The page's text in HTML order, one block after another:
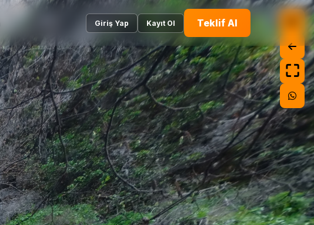
Giriş Yap Kayıt Ol Teklif Al
⛶